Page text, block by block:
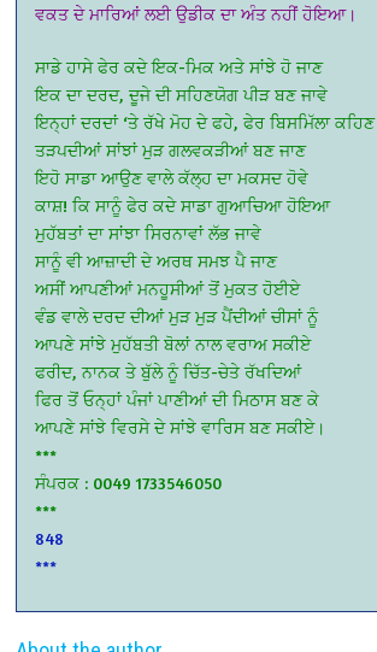
ਵਕਤ ਦੇ ਮਾਰਿਆਂ ਲਈ ਉਡੀਕ ਦਾ ਅੰਤ ਨਹੀਂ ਹੋਇਆ।
ਸਾਡੇ ਹਾਸੇ ਫੇਰ ਕਦੇ ਇਕ-ਮਿਕ ਅਤੇ ਸਾਂਝੇ ਹੋ ਜਾਣ
ਇਕ ਦਾ ਦਰਦ, ਦੂਜੇ ਦੀ ਸਹਿਣਯੋਗ ਪੀੜ ਬਣ ਜਾਵੇ
ਇਨ੍ਹਾਂ ਦਰਦਾਂ ‘ਤੇ ਰੱਖੇ ਮੋਹ ਦੇ ਫਹੇ, ਫੇਰ ਬਿਸਮਿੱਲਾ ਕਹਿਣ
ਤੜਪਦੀਆਂ ਸਾਂਝਾਂ ਮੁੜ ਗਲਵਕੜੀਆਂ ਬਣ ਜਾਣ
ਇਹੋ ਸਾਡਾ ਆਉਣ ਵਾਲੇ ਕੱਲ੍ਹ ਦਾ ਮਕਸਦ ਹੋਵੇ
ਕਾਸ਼! ਕਿ ਸਾਨੂੰ ਫੇਰ ਕਦੇ ਸਾਡਾ ਗੁਆਚਿਆ ਹੋਇਆ
ਮੁਹੱਬਤਾਂ ਦਾ ਸਾਂਝਾ ਸਿਰਨਾਵਾਂ ਲੱਭ ਜਾਵੇ
ਸਾਨੂੰ ਵੀ ਆਜ਼ਾਦੀ ਦੇ ਅਰਥ ਸਮਝ ਪੈ ਜਾਣ
ਅਸੀਂ ਆਪਣੀਆਂ ਮਨਹੂਸੀਆਂ ਤੋਂ ਮੁਕਤ ਹੋਈਏ
ਵੰਡ ਵਾਲੇ ਦਰਦ ਦੀਆਂ ਮੁੜ ਮੁੜ ਪੈਂਦੀਆਂ ਚੀਸਾਂ ਨੂੰ
ਆਪਣੇ ਸਾਂਝੇ ਮੁਹੱਬਤੀ ਬੋਲਾਂ ਨਾਲ ਵਰਾਅ ਸਕੀਏ
ਫਰੀਦ, ਨਾਨਕ ਤੇ ਬੁੱਲੇ ਨੂੰ ਚਿੱਤ-ਚੇਤੇ ਰੱਖਦਿਆਂ
ਫਿਰ ਤੋਂ ਓਨ੍ਹਾਂ ਪੰਜਾਂ ਪਾਣੀਆਂ ਦੀ ਮਿਠਾਸ ਬਣ ਕੇ
ਆਪਣੇ ਸਾਂਝੇ ਵਿਰਸੇ ਦੇ ਸਾਂਝੇ ਵਾਰਿਸ ਬਣ ਸਕੀਏ।
***
ਸੰਪਰਕ : 0049 1733546050
***
848
***